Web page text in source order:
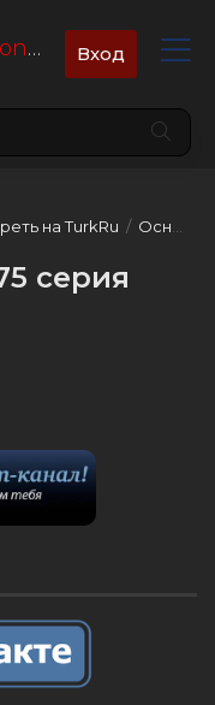
Вход
на TurkRu / Основание: Осман
серия